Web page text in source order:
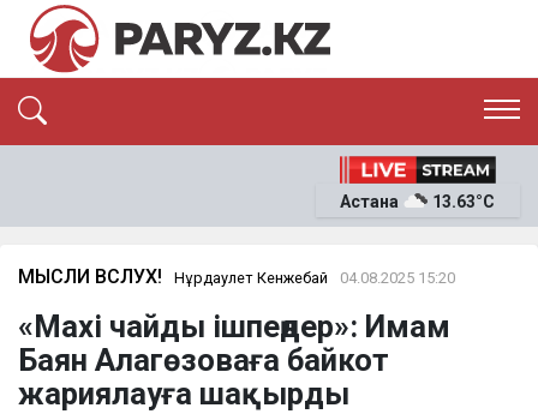
ЭКОНОМИКА
ОҚИҒА
News
Астана 13.63°C
МЫСЛИ ВСЛУХ! Нұрдаулет Кенжебай 04.08.2025 15:20
«Maxi чайды ішпеңдер»: Имам
Баян Алагөзоваға байкот
жариялауға шақырды